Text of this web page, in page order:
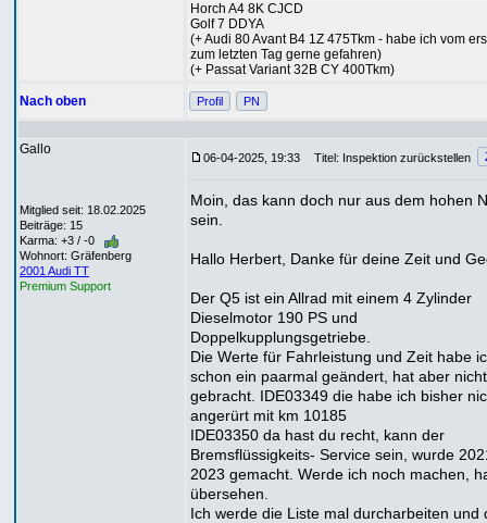
Horch A4 8K CJCD
Golf 7 DDYA
(+ Audi 80 Avant B4 1Z 475Tkm - habe ich vom
zum letzten Tag gerne gefahren)
(+ Passat Variant 32B CY 400Tkm)
Nach oben Profil PN
Gallo
Mitglied seit: 18.02.2025
Beiträge: 15
Karma: +3 / -0
Wohnort: Gräfenberg
2001 Audi TT
Premium Support
06-04-2025, 19:33 Titel: Inspektion zurückstellen
Moin, das kann doch nur aus dem hohen
sein.
Hallo Herbert, Danke für deine Zeit und
Der Q5 ist ein Allrad mit einem 4 Zylinder
Dieselmotor 190 PS und
Doppelkupplungsgetriebe.
Die Werte für Fahrleistung und Zeit habe
schon ein paarmal geändert, hat aber
gebracht. IDE03349 die habe ich bisher
angerürt mit km 10185
IDE03350 da hast du recht, kann der
Bremsflüssigkeits- Service sein, wurde
2023 gemacht. Werde ich noch machen,
übersehen.
Ich werde die Liste mal durcharbeiten und